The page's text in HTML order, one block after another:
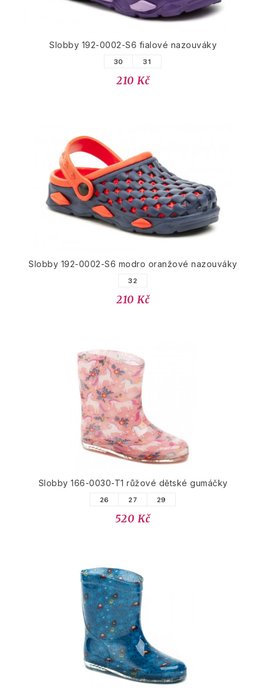
Slobby 192-0002-S6 fialové nazouváky
30 31
210 Kč
Slobby 192-0002-S6 modro oranžové nazouváky
32
210 Kč
Slobby 166-0030-T1 růžové dětské gumáčky
26 27 29
520 Kč